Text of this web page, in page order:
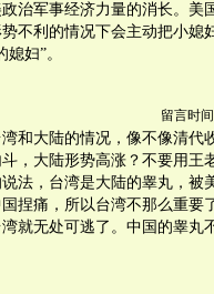
治军事经济力量的消长。美
不利的情况下会主动把小媳
妇”。
留言时
和大陆的情况，像不像清代
，大陆形势高涨？不要用王
法，台湾是大陆的睾丸，被
捏痛，所以台湾不那么重要
就无处可逃了。中国的睾丸